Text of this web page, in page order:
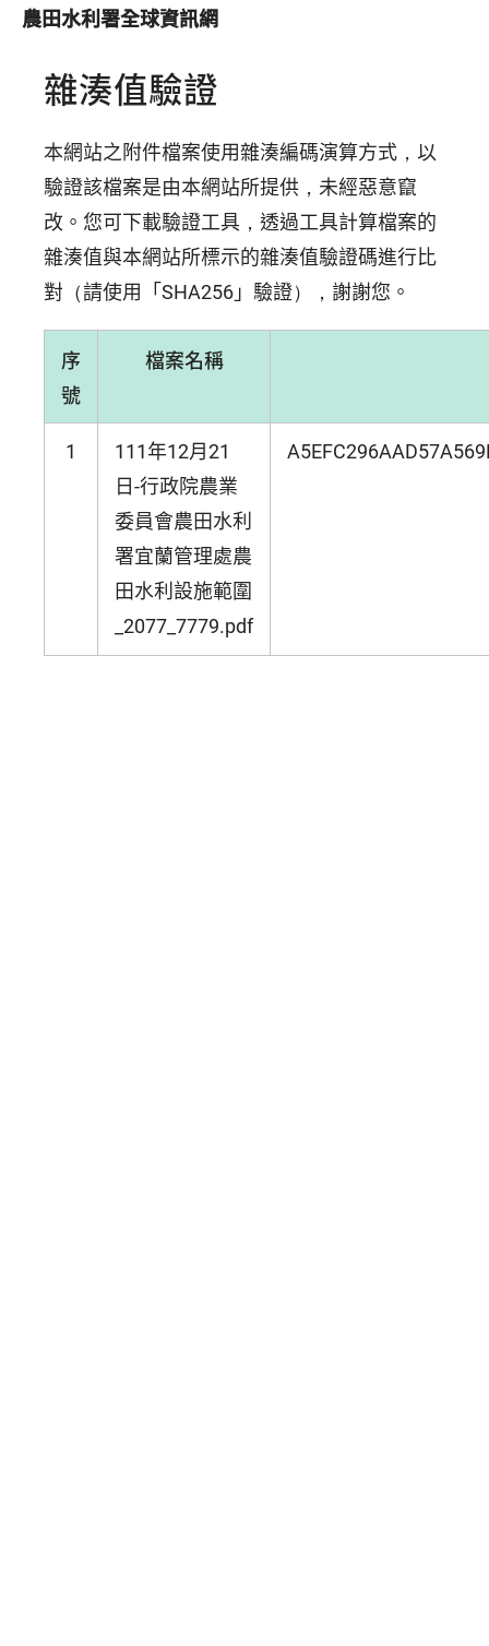
農田水利署全球資訊網
雜湊值驗證
本網站之附件檔案使用雜湊編碼演算方式，以
驗證該檔案是由本網站所提供，未經惡意竄
改。您可下載驗證工具，透過工具計算檔案的
雜湊值與本網站所標示的雜湊值驗證碼進行比
對（請使用「SHA256」驗證），謝謝您。
序
號
檔案名稱
1
111年12月21
日-行政院農業
委員會農田水利
署宜蘭管理處農
田水利設施範圍
_2077_7779.pdf